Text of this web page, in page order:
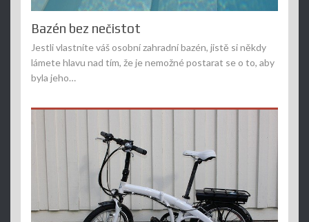
Bazén bez nečistot
Jestli vlastníte váš osobní zahradní bazén, jistě si někdy
lámete hlavu nad tím, že je nemožné postarat se o to, aby
byla jeho…